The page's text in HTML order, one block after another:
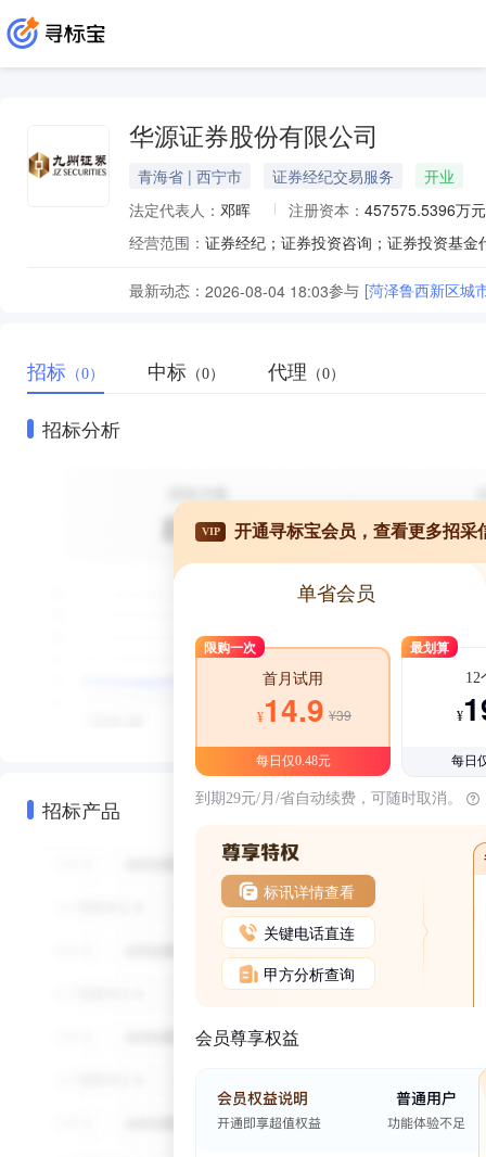
华源证券股份有限公司
青海省 | 西宁市 证券经纪交易服务
开业
法定代表人： 邓晖 注册资本： 457575.5396万元
经营范围：
最新动态： 2026-08-04 18:03参与 [菏泽鲁西新区城
招标 （0） 中标 （0） 代理 （0）
招标分析
招标产品
VIP 开通寻标宝会员，查看更多招采
单省会员
限购一次
首月试用
¥14.9 ¥39
每日仅0.48元
最划算
12
¥
每日
到期29元/月/省自动续费，可随时取消。
标讯详情查看
关键电话直连
甲方分析查询
会员尊享权益